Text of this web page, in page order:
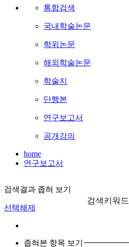
통합검색
국내학술논문
학위논문
해외학술논문
학술지
단행본
연구보고서
공개강의
home
연구보고서
검색결과 좁혀 보기
선택해제
좁혀본 항목 보기
검색키워드